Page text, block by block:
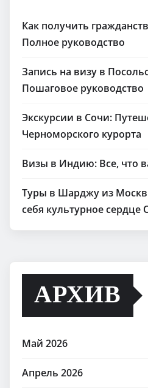
Как получить
Полное руководство
Запись на визу в
Пошаговое руководство
Экскурсии в Сочи:
Черноморского курорта
Визы в Индию: Все, что
Туры в Шарджу из
себя культурное сердце
АРХИВ
Май 2026
Апрель 2026